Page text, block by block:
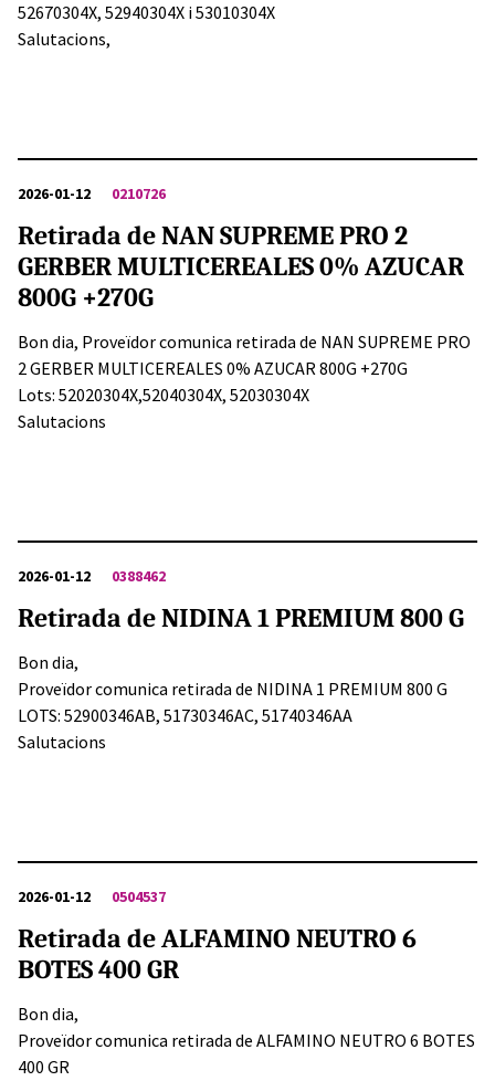
52670304X, 52940304X i 53010304X
Salutacions,
2026-01-12 0210726
Retirada de NAN SUPREME PRO 2
GERBER MULTICEREALES 0% AZUCAR
800G +270G
Bon dia, Proveïdor comunica retirada de NAN SUPREME PRO
2 GERBER MULTICEREALES 0% AZUCAR 800G +270G
Lots: 52020304X,52040304X, 52030304X
Salutacions
2026-01-12 0388462
Retirada de NIDINA 1 PREMIUM 800 G
Bon dia,
Proveïdor comunica retirada de NIDINA 1 PREMIUM 800 G
LOTS: 52900346AB, 51730346AC, 51740346AA
Salutacions
2026-01-12 0504537
Retirada de ALFAMINO NEUTRO 6
BOTES 400 GR
Bon dia,
Proveïdor comunica retirada de ALFAMINO NEUTRO 6 BOTES
400 GR